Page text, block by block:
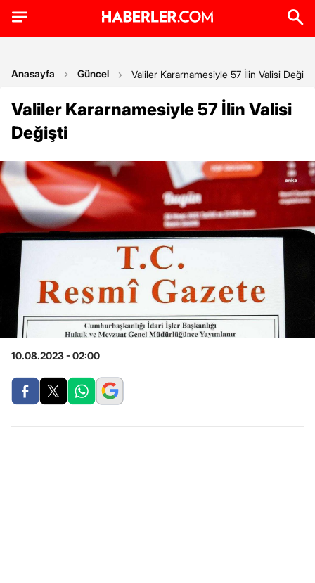
Anasayfa Güncel Valiler Kararnamesiyle 57 İlin Valisi Değişti
Valiler Kararnamesiyle 57 İlin Valisi
Değişti
10.08.2023 - 02:00